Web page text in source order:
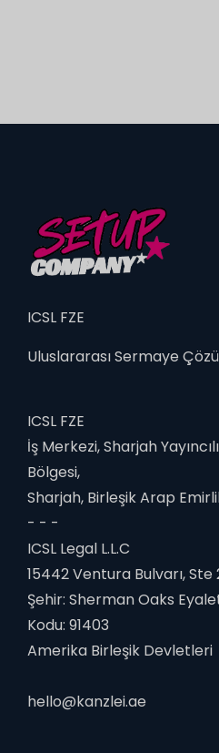
ICSL FZE
Uluslararası Sermaye
ICSL FZE
İş Merkezi, Sharjah
Bölgesi,
Sharjah, Birleşik Arap
- - -
ICSL Legal L.L.C
15442 Ventura Bulvarı, Ste
Şehir: Sherman Oaks
Kodu: 91403
Amerika Birleşik Devletleri
hello@kanzlei.ae